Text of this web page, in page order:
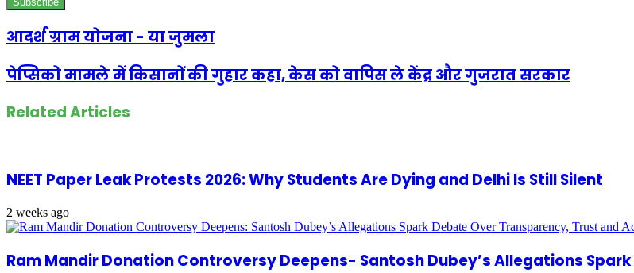
आदर्श ग्राम योजना - या जुमला
पेप्सिको मामले में किसानों की गुहार कहा, केस को वापिस ले केंद्र और गुजरात सरकार
Related Articles
NEET Paper Leak Protests 2026: Why Students Are Dying and Delhi Is Still Silent
2 weeks ago
Ram Mandir Donation Controversy Deepens- Santosh Dubey’s Allegations